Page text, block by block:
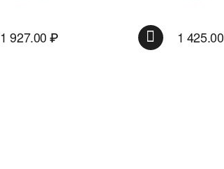
1 927.00₽ 1 425.00